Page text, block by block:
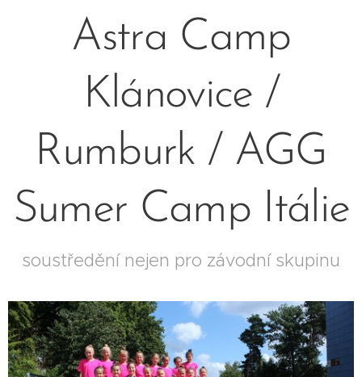
Astra Camp
Klánovice /
Rumburk / AGG
Sumer Camp Itálie
soustředění nejen pro závodní skupinu